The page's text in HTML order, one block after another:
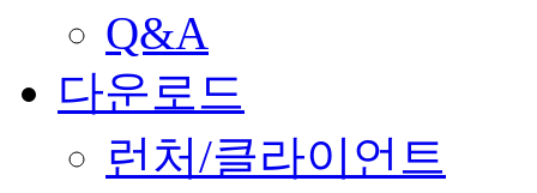
Q&A
다운로드
런처/클라이언트